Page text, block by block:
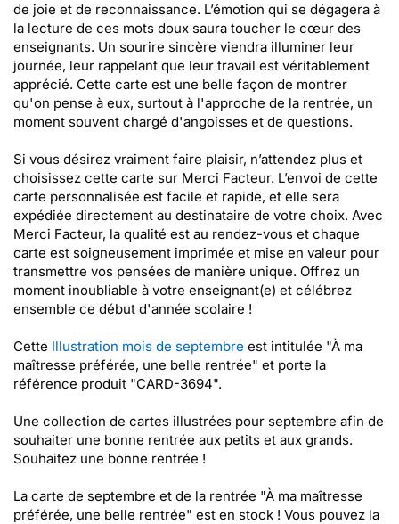
de joie et de reconnaissance. L’émotion qui se dégagera à
la lecture de ces mots doux saura toucher le cœur des
enseignants. Un sourire sincère viendra illuminer leur
journée, leur rappelant que leur travail est véritablement
apprécié. Cette carte est une belle façon de montrer
qu'on pense à eux, surtout à l'approche de la rentrée, un
moment souvent chargé d'angoisses et de questions.
Si vous désirez vraiment faire plaisir, n’attendez plus et
choisissez cette carte sur Merci Facteur. L’envoi de cette
carte personnalisée est facile et rapide, et elle sera
expédiée directement au destinataire de votre choix. Avec
Merci Facteur, la qualité est au rendez-vous et chaque
carte est soigneusement imprimée et mise en valeur pour
transmettre vos pensées de manière unique. Offrez un
moment inoubliable à votre enseignant(e) et célébrez
ensemble ce début d'année scolaire !
Cette Illustration mois de septembre est intitulée "À ma
maîtresse préférée, une belle rentrée" et porte la
référence produit "CARD-3694".
Une collection de cartes illustrées pour septembre afin de
souhaiter une bonne rentrée aux petits et aux grands.
Souhaitez une bonne rentrée !
La carte de septembre et de la rentrée "À ma maîtresse
préférée, une belle rentrée" est en stock ! Vous pouvez la